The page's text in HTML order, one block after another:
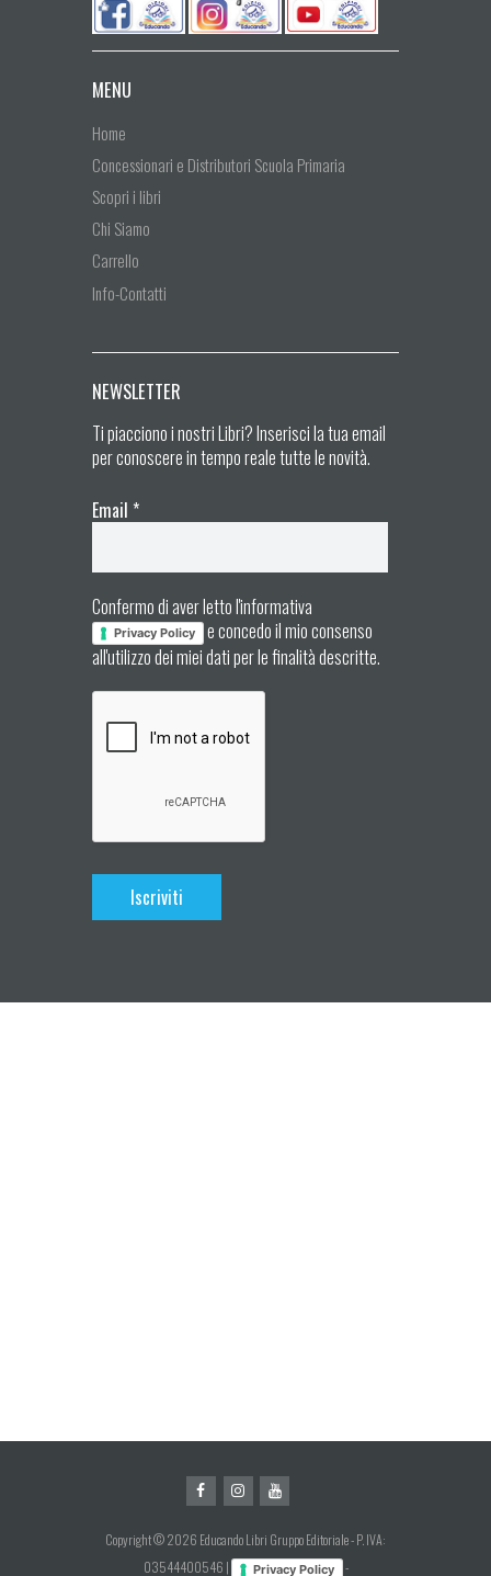
MENU
Home
Concessionari e Distributori Scuola Primaria
Scopri i libri
Chi Siamo
Carrello
Info-Contatti
NEWSLETTER
Ti piacciono i nostri Libri? Inserisci la tua email
per conoscere in tempo reale tutte le novità.
Email *
Confermo di aver letto l'informativa
Privacy Policy
e concedo il mio consenso
all'utilizzo dei miei dati per le finalità descritte.
Copyright © 2026 Educando Libri Gruppo Editoriale - P. IVA:
03544400546 |
Privacy Policy -